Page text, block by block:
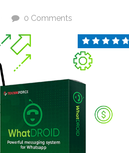
0 Comments